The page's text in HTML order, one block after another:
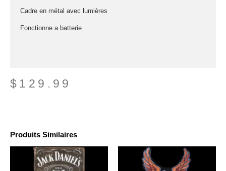
Cadre en métal avec lumières
Fonctionne a batterie
$ 129.99
Produits Similaires